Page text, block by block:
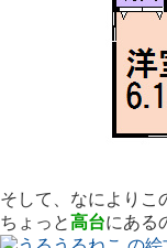
そして、なによりこ
ちょっと高台にある